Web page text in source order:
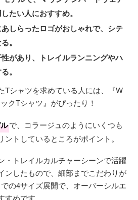
たい人におすすめ。
しらったロゴがおしゃれで、シテ
。
があり、トレイルランニングやハ
。
Tシャツを求めている人には、『W
クTシャツ』がぴったり！
で、コラージュのようにいくつも
トしているところがポイント。
・トレイルカルチャーシーンで活躍
ンしたもので、細部までこだわりが
の4サイズ展開で、オーバーシルエ